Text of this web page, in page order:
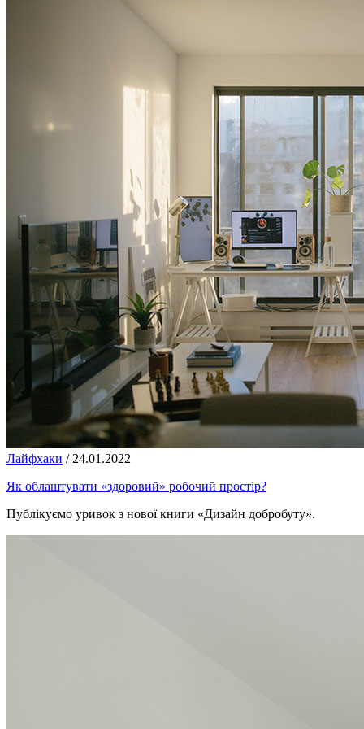
Лайфхаки / 24.01.2022
Як облаштувати «здоровий» робочий простір?
Публікуємо уривок з нової книги «Дизайн добробуту».